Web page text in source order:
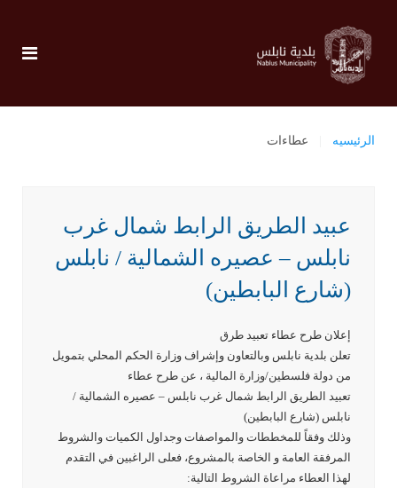
الرئيسيه عطاءات
عبيد الطريق الرابط شمال غرب
نابلس – عصيره الشمالية / نابلس
(شارع البابطين)
إعلان طرح عطاء تعبيد طرق
تعلن بلدية نابلس وبالتعاون وإشراف وزارة الحكم المحلي بتمويل
من دولة فلسطين/وزارة المالية ، عن طرح عطاء
تعبيد الطريق الرابط شمال غرب نابلس – عصيره الشمالية /
نابلس (شارع البابطين)
وذلك وفقاً للمخططات والمواصفات وجداول الكميات والشروط
المرفقة العامة و الخاصة بالمشروع، فعلى الراغبين في التقدم
لهذا العطاء مراعاة الشروط التالية: